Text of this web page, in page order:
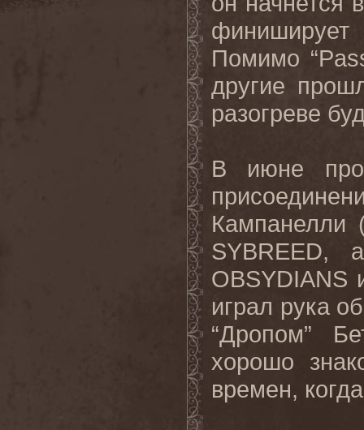
Помимо
другие
разогреве
В июне
Кампанелли
SYBREED,
OBSYDIANS
играл рука
“Дропом”
хорошо
времен,